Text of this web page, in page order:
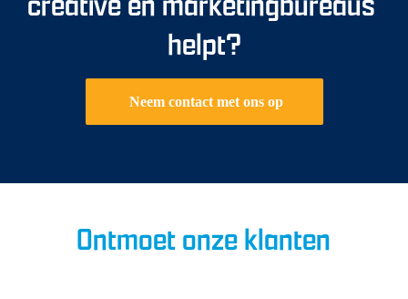
helpt?
Neem contact met ons op
Ontmoet onze klanten